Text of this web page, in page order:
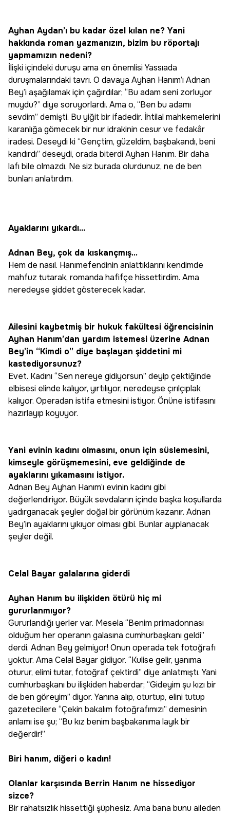
Ayhan Aydan’ı bu kadar özel kılan ne? Yani
hakkında roman yazmanızın, bizim bu röportajı
yapmamızın nedeni?
İlişki içindeki duruşu ama en önemlisi Yassıada
duruşmalarındaki tavrı. O davaya Ayhan Hanım’ı Adnan
Bey’i aşağılamak için çağırdılar; “Bu adam seni zorluyor
muydu?” diye soruyorlardı. Ama o, “Ben bu adamı
sevdim” demişti. Bu yiğit bir ifadedir. İhtilal mahkemelerini
karanlığa gömecek bir nur idrakinin cesur ve fedakâr
iradesi. Deseydi ki “Gençtim, güzeldim, başbakandı, beni
kandırdı” deseydi, orada biterdi Ayhan Hanım. Bir daha
lafı bile olmazdı. Ne siz burada olurdunuz, ne de ben
bunları anlatırdım.
Ayaklarını yıkardı...
Adnan Bey, çok da kıskançmış...
Hem de nasıl. Hanımefendinin anlattıklarını kendimde
mahfuz tutarak, romanda hafifçe hissettirdim. Ama
neredeyse şiddet gösterecek kadar.
Ailesini kaybetmiş bir hukuk fakültesi öğrencisinin
Ayhan Hanım’dan yardım istemesi üzerine Adnan
Bey’in “Kimdi o” diye başlayan şiddetini mi
kastediyorsunuz?
Evet. Kadını “Sen nereye gidiyorsun” deyip çektiğinde
elbisesi elinde kalıyor, yırtılıyor, neredeyse çırılçıplak
kalıyor. Operadan istifa etmesini istiyor. Önüne istifasını
hazırlayıp koyuyor.
Yani evinin kadını olmasını, onun için süslemesini,
kimseyle görüşmemesini, eve geldiğinde de
ayaklarını yıkamasını istiyor.
Adnan Bey Ayhan Hanım’ı evinin kadını gibi
değerlendiriyor. Büyük sevdaların içinde başka koşullarda
yadırganacak şeyler doğal bir görünüm kazanır. Adnan
Bey’in ayaklarını yıkıyor olması gibi. Bunlar ayıplanacak
şeyler değil.
Celal Bayar galalarına giderdi
Ayhan Hanım bu ilişkiden ötürü hiç mi
gururlanmıyor?
Gururlandığı yerler var. Mesela “Benim primadonnası
olduğum her operanın galasına cumhurbaşkanı geldi”
derdi. Adnan Bey gelmiyor! Onun operada tek fotoğrafı
yoktur. Ama Celal Bayar gidiyor. “Kulise gelir, yanıma
oturur, elimi tutar, fotoğraf çektirdi” diye anlatmıştı. Yani
cumhurbaşkanı bu ilişkiden haberdar; “Gideyim şu kızı bir
de ben göreyim” diyor. Yanına alıp, oturtup, elini tutup
gazetecilere “Çekin bakalım fotoğrafımızı” demesinin
anlamı ise şu; “Bu kız benim başbakanıma layık bir
değerdir!”
Biri hanım, diğeri o kadın!
Olanlar karşısında Berrin Hanım ne hissediyor
sizce?
Bir rahatsızlık hissettiği şüphesiz. Ama bana bunu aileden